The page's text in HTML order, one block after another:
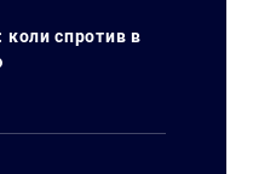
спротив в